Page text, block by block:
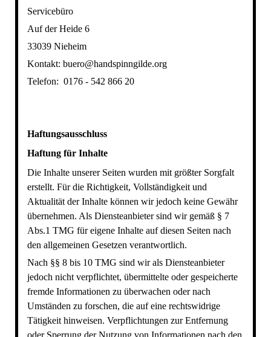
Servicebüro
Auf der Heide 6
33039 Nieheim
Kontakt: buero@handspinngilde.org
Telefon: 0176 - 542 866 20
Haftungsausschluss
Haftung für Inhalte
Die Inhalte unserer Seiten wurden mit größter Sorgfalt
erstellt. Für die Richtigkeit, Vollständigkeit und
Aktualität der Inhalte können wir jedoch keine Gewähr
übernehmen. Als Diensteanbieter sind wir gemäß § 7
Abs.1 TMG für eigene Inhalte auf diesen Seiten nach
den allgemeinen Gesetzen verantwortlich.
Nach §§ 8 bis 10 TMG sind wir als Diensteanbieter
jedoch nicht verpflichtet, übermittelte oder gespeicherte
fremde Informationen zu überwachen oder nach
Umständen zu forschen, die auf eine rechtswidrige
Tätigkeit hinweisen. Verpflichtungen zur Entfernung
oder Sperrung der Nutzung von Informationen nach den